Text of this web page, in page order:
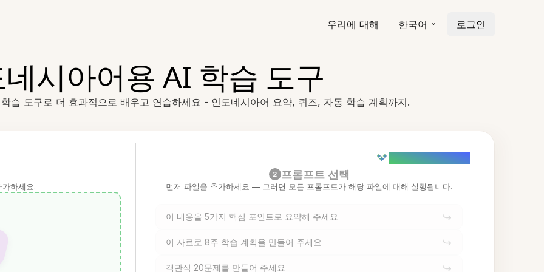
우리에 대해 한국어 로그인
시아어용 AI 학습 도구
습 도구로 더 효과적으로 배우고 연습하세요 - 인도네시아어 요약, 퀴즈, 자동 학습 계획까지.
하세요.
2 프롬프트 선택
먼저 파일을 추가하세요 — 그러면 모든 프롬프트가 해당 파일에 대해 실행됩니다.
이 내용을 5가지 핵심 포인트로 요약해 주세요
이 자료로 8주 학습 계획을 만들어 주세요
객관식 20문제를 만들어 주세요